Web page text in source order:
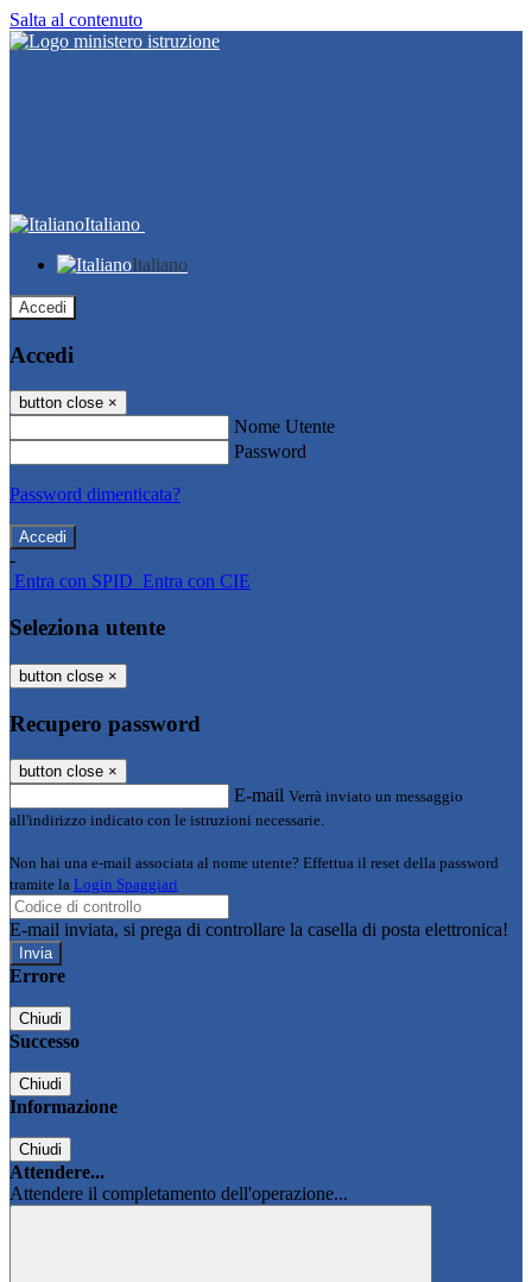
Salta al contenuto
Italiano
Italiano
Accedi
Accedi
button close ×
Nome Utente
Password
Password dimenticata?
-
Entra con SPID Entra con CIE
Seleziona utente
button close ×
Recupero password
button close ×
E-mail Verrà inviato un messaggio
all'indirizzo indicato con le istruzioni necessarie.
Non hai una e-mail associata al nome utente? Effettua il reset della password
tramite la Login Spaggiari
E-mail inviata, si prega di controllare la casella di posta elettronica!
Errore
Chiudi
Successo
Chiudi
Informazione
Chiudi
Attendere...
Attendere il completamento dell'operazione...